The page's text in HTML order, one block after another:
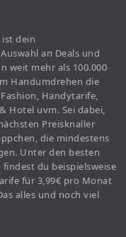
ist dein
an Deals und
weit mehr als 100.000
Handumdrehen die
Handytarife,
Hotel uvm. Sei dabei,
Preisknaller
die mindestens
Unter den besten
du beispielsweise
für 3,99€ pro Monat
alles und noch viel